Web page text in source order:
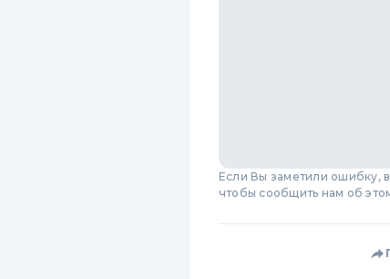
Если Вы заметили ошибку,
чтобы сообщить нам об